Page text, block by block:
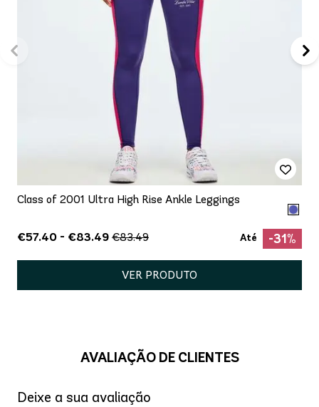
Class of 2001 Ultra High Rise Ankle Leggings
€57.40 - €83.49 €83.49 Até -31%
VER PRODUTO
AVALIAÇÃO DE CLIENTES
Deixe a sua avaliação